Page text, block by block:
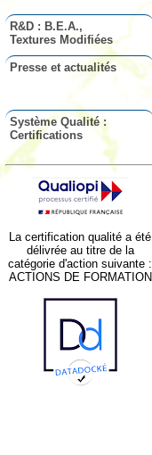
R&D : B.E.A.,
Textures Modifiées
Presse et actualités
Système Qualité :
Certifications
La certification qualité a été
délivrée au titre de la
catégorie d'action suivante :
ACTIONS DE FORMATION